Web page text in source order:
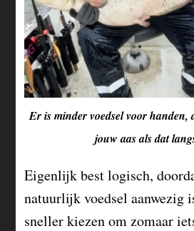
Er is minder voedsel voor handen,
jouw aas als dat
Eigenlijk best logisch,
natuurlijk voedsel aanwezig
sneller kiezen om zomaar